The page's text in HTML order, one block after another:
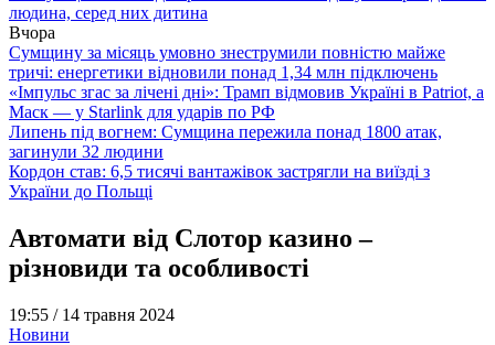
людина, серед них дитина
Вчора
Сумщину за місяць умовно знеструмили повністю майже
тричі: енергетики відновили понад 1,34 млн підключень
«Імпульс згас за лічені дні»: Трамп відмовив Україні в Patriot, а
Маск — у Starlink для ударів по РФ
Липень під вогнем: Сумщина пережила понад 1800 атак,
загинули 32 людини
Кордон став: 6,5 тисячі вантажівок застрягли на виїзді з
України до Польщі
Автомати від Слотор казино –
різновиди та особливості
19:55 / 14 травня 2024
Новини